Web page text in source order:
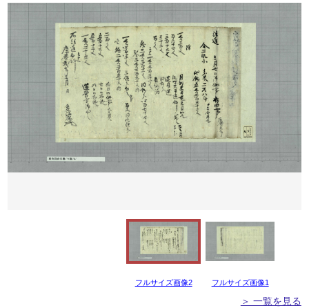
フルサイズ画像2 フルサイズ画像1
＞ 一覧を見る